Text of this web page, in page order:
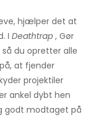
hjælper det at
I Deathtrap , Gør
så du opretter alle
at fjender
projektiler
ankel dybt hen
godt modtaget på